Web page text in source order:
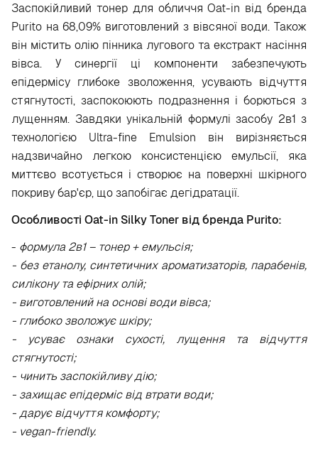
Заспокійливий тонер для обличчя Oat-in від бренда
Puritо на 68,09% виготовлений з вівсяної води. Також
він містить олію пінника лугового та екстракт насіння
вівса. У синергії ці компоненти забезпечують
епідермісу глибоке зволоження, усувають відчуття
стягнутості, заспокоюють подразнення і борються з
лущенням. Завдяки унікальній формулі засобу 2в1 з
технологією Ultra-fine Emulsion він вирізняється
надзвичайно легкою консистенцією емульсії, яка
миттєво всотується і створює на поверхні шкірного
покриву бар'єр, що запобігає дегідратації.
Особливості Oat-in Silky Toner від бренда Puritо:
- формула 2в1 – тонер + емульсія;
- без етанолу, синтетичних ароматизаторів, парабенів,
силікону та ефірних олій;
- виготовлений на основі води вівса;
- глибоко зволожує шкіру;
- усуває ознаки сухості, лущення та відчуття
стягнутості;
- чинить заспокійливу дію;
- захищає епідерміс від втрати води;
- дарує відчуття комфорту;
- vegan-friendly.